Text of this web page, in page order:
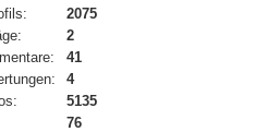
2075
2
41
4
5135
76